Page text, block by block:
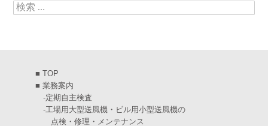
2025年4月(5)
2025年1月(7)
2024年12月(4)
検索:
■ TOP
■ 業務案内
-定期自主検査
-工場用大型送風機・ビル用小型送風機の
点検・修理・メンテナンス